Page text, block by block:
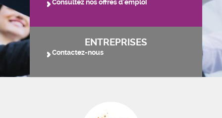
Consultez nos offres d'emploi
ENTREPRISES
Contactez-nous